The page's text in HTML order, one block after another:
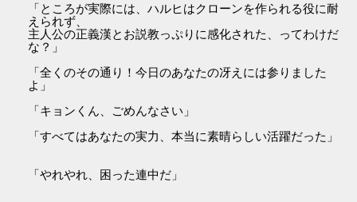
「ところが実際には、ハルヒはクローンを作られる役に耐
えられず、
主人公の正義漢とお説教っぷりに感化された、ってわけだ
な？」
「全くのその通り！今日のあなたの冴えには参りました
よ」
「キョンくん、ごめんなさい」
「すべてはあなたの実力、本当に素晴らしい活躍だった」
「やれやれ、困った連中だ」